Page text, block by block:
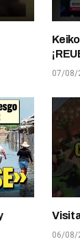
07/08/
06/08/